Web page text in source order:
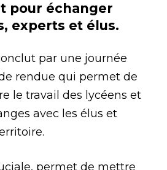
pour échanger
experts et élus.
par une journée
rendue qui permet de
le travail des lycéens et
avec les élus et
permet de mettre